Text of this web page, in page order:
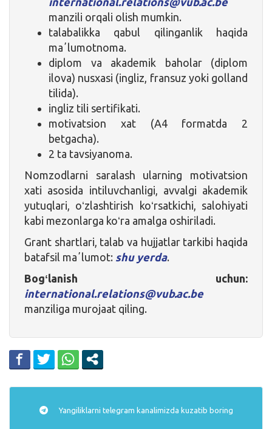
manzili orqali olish mumkin.
talabalikka qabul qilinganlik haqida
maʼlumotnoma.
diplom va akademik baholar (diplom
ilova) nusxasi (ingliz, fransuz yoki golland
tilida).
ingliz tili sertifikati.
motivatsion xat (A4 formatda 2
betgacha).
2 ta tavsiyanoma.
Nomzodlarni saralash ularning motivatsion
xati asosida intiluvchanligi, avvalgi akademik
yutuqlari, oʻzlashtirish koʻrsatkichi, salohiyati
kabi mezonlarga koʻra amalga oshiriladi.
Grant shartlari, talab va hujjatlar tarkibi haqida
batafsil maʼlumot: shu yerda.
Bogʻlanish uchun:
international.relations@vub.ac.be
manziliga murojaat qiling.
Yangiliklarni telegram kanalimizda kuzatib boring